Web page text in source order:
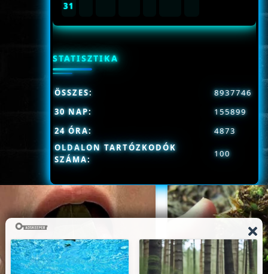
31
STATISZTIKA
OLDALON TARTÓZKODÓK
SZÁMA:
100
ÖSSZES:
8937746
30 NAP:
155899
24 ÓRA:
4873